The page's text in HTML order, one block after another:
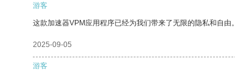
游客
这款加速器VPM应用程序已经为我们带来了无限的隐私和自由。
2025-09-05
游客